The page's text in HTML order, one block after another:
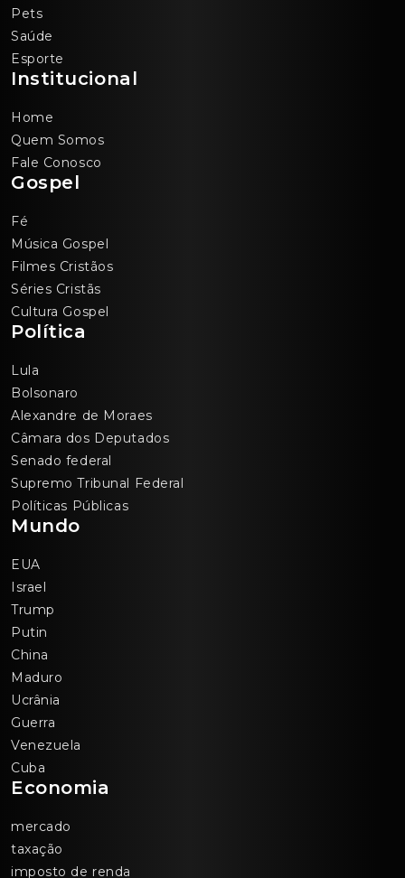
Pets
Saúde
Esporte
Institucional
Home
Quem Somos
Fale Conosco
Gospel
Fé
Música Gospel
Filmes Cristãos
Séries Cristãs
Cultura Gospel
Política
Lula
Bolsonaro
Alexandre de Moraes
Câmara dos Deputados
Senado federal
Supremo Tribunal Federal
Políticas Públicas
Mundo
EUA
Israel
Trump
Putin
China
Maduro
Ucrânia
Guerra
Venezuela
Cuba
Economia
mercado
taxação
imposto de renda